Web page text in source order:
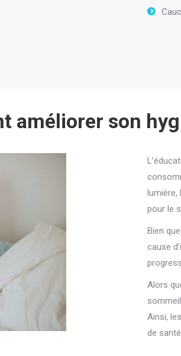
améliorer son
lumière,
pour le
Bien
cause
Alors
Ainsi,
de